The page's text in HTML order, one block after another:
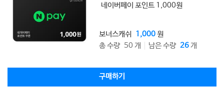
네이버페이 포인트 1,000원
보너스캐쉬 1,000원
총 수량 50 개
남은 수량 26개
구매하기